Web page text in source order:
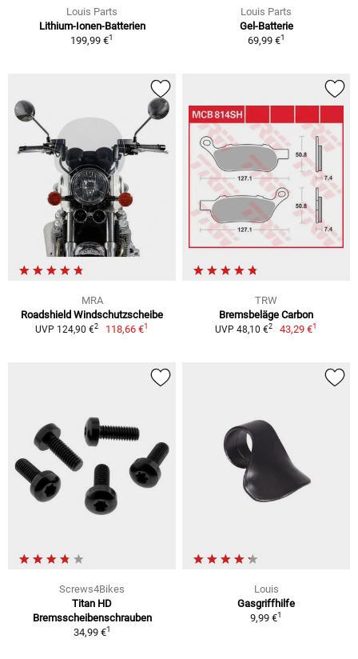
Louis Parts
Lithium-Ionen-Batterien
199,99 €1
Louis Parts
Gel-Batterie
69,99 €1
MRA
Roadshield Windschutzscheibe
UVP 124,90 €2 118,66 €1
TRW
Bremsbeläge Carbon
UVP 48,10 €2 43,29 €1
Screws4Bikes
Titan HD
Bremsscheibenschrauben
34,99 €1
Louis
Gasgriffhilfe
9,99 €1